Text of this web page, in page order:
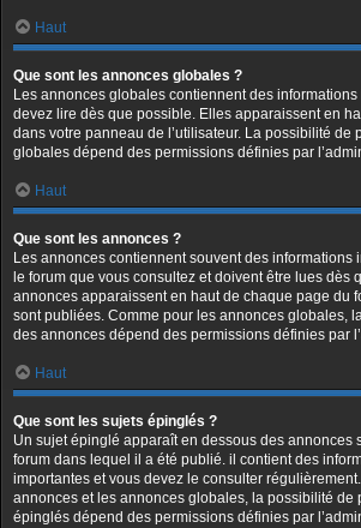
Haut
Que sont les annonces globales ?
Les annonces globales contiennent des
devez lire dès que possible. Elles apparaissent en
dans votre panneau de l’utilisateur. La possibilité de
globales dépend des permissions définies par
Haut
Que sont les annonces ?
Les annonces contiennent souvent des informations
le forum que vous consultez et doivent être lues dès
annonces apparaissent en haut de chaque page du
sont publiées. Comme pour les annonces globales,
des annonces dépend des permissions définies par
Haut
Que sont les sujets épinglés ?
Un sujet épinglé apparaît en dessous des annonces
forum dans lequel il a été publié. il contient des
importantes et vous devez le consulter
annonces et les annonces globales, la possibilité de
épinglés dépend des permissions définies par